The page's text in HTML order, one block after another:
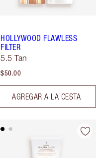
HOLLYWOOD FLAWLESS
FILTER
5.5 Tan
$50.00
AGREGAR A LA CESTA